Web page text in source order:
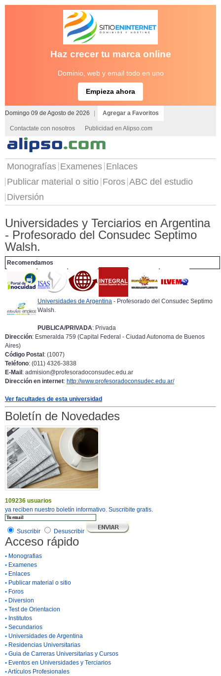
Haz crecer tu marca online
Dominio, web y email todo en uno
Empieza ahora
Domingo 09 de Agosto de 2026 Agregar a Favoritos
Contactate con nosotros Publicidad en Alipso.com
Monografías Examenes Enlaces
Publicar material o sitio Foros ABC del estudio
Diversión
Universidades y Terciarios en Argentina
- Profesorado del Consudec Septimo
Walsh.
Recomendamos
Universidades de Argentina - Profesorado del Consudec Septimo
Walsh.
PUBLICA/PRIVADA: Privada
Dirección: Esmeralda 759 (Capital Federal - Ciudad Autonoma de Buenos
Aires)
Código Postal : (1007)
Teléfono: (011) 4326-3838
E-Mail : admision@profesoradoconsudec.edu.ar
Dirección en internet: http://www.profesoradoconsudec.edu.ar/
Ver facultades de esta universidad
Boletín de Novedades
109236 usuarios
ya reciben nuestro boletín informativo. Suscribite gratis.
Suscribir Desuscribir
Acceso rápido
• Monografias
• Examenes
• Enlaces
• Publicar material o sitio
• Foros
• Diversion
• Test de Orientacion
• Institutos
• Secundarios
• Universidades de Argentina
• Residencias Universitarias
• Guia de Carreras Universitarias y Cursos
• Eventos en Universidades y Terciarios
•Artículos Profesionales